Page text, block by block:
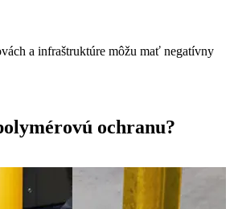
a infraštruktúre môžu mať negatívny
ochranu?